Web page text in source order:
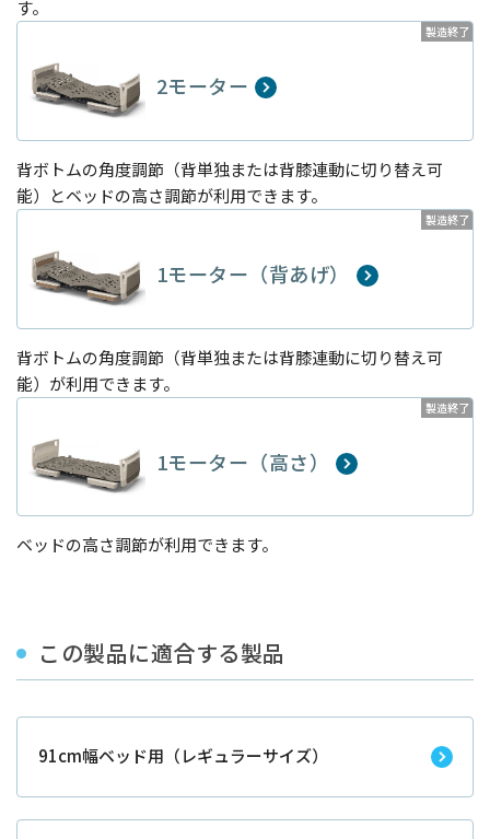
す。
製造終了
2モーター
背ボトムの角度調節（背単独または背膝連動に切り替え可
能）とベッドの高さ調節が利用できます。
製造終了
1モーター（背あげ）
背ボトムの角度調節（背単独または背膝連動に切り替え可
能）が利用できます。
製造終了
1モーター（高さ）
ベッドの高さ調節が利用できます。
この製品に適合する製品
91cm幅ベッド用（レギュラーサイズ）